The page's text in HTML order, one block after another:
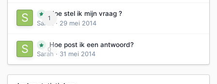
1
Hoe stel ik mijn vraag ?
Sarah
· 29 mei 2014
0
Hoe post ik een antwoord?
Sarah · 31 mei 2014